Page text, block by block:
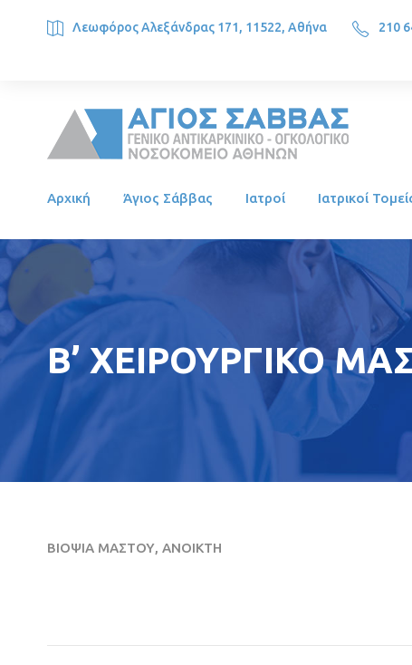
Λεωφόρος Αλεξάνδρας 171, 11522, Αθήνα 210
Αρχική Άγιος Σάββας Ιατροί Ιατρικοί
Β’ ΧΕΙΡΟΥΡΓΙΚΟ
ΒΙΟΨΙΑ ΜΑΣΤΟΥ, ΑΝΟΙΚΤΗ